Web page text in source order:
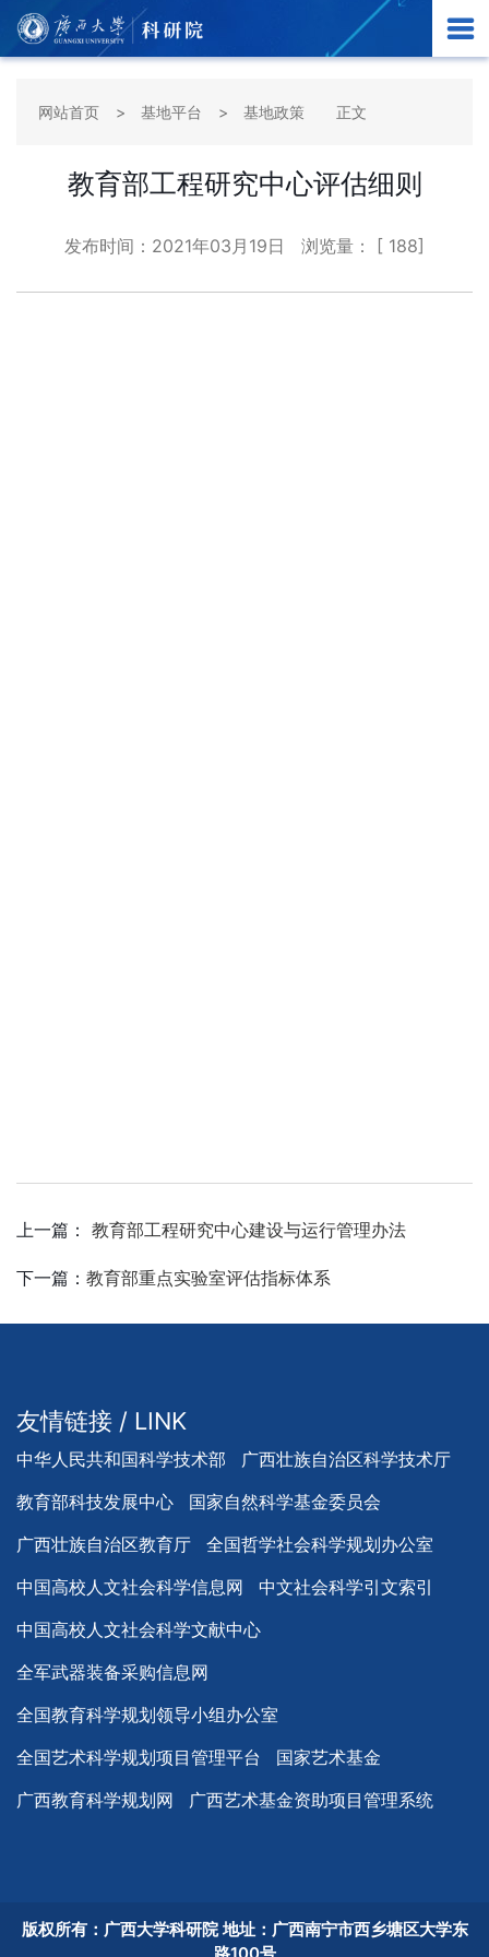
网站首页 基地平台 基地政策 正文
教育部工程研究中心评估细则
发布时间： 2021年03月19日 浏览量： [ 188]
上一篇： 教育部工程研究中心建设与运行管理办法
下一篇： 教育部重点实验室评估指标体系
友情链接 / LINK
中华人民共和国科学技术部
广西壮族自治区科学技术厅
教育部科技发展中心
国家自然科学基金委员会
广西壮族自治区教育厅
全国哲学社会科学规划办公室
中国高校人文社会科学信息网
中文社会科学引文索引
中国高校人文社会科学文献中心
全军武器装备采购信息网
全国教育科学规划领导小组办公室
全国艺术科学规划项目管理平台
国家艺术基金
广西教育科学规划网
广西艺术基金资助项目管理系统
版权所有：广西大学科研院 地址：广西南宁市西乡塘区大学东